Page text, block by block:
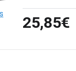
25,85€